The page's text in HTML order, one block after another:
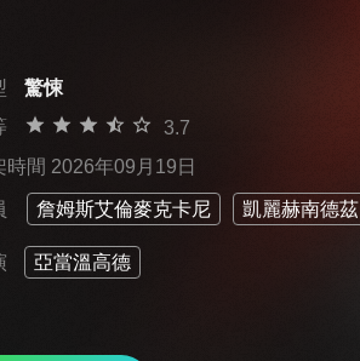
驚悚
3.7
時間 2026年09月19日
詹姆斯艾倫麥克卡尼 凱麗赫南德茲
亞當溫高德